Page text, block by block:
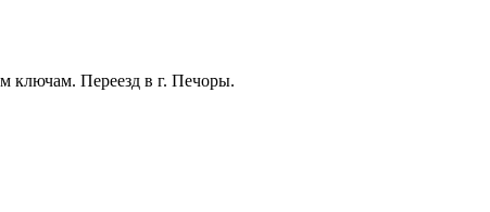
ключам. Переезд в г. Печоры.